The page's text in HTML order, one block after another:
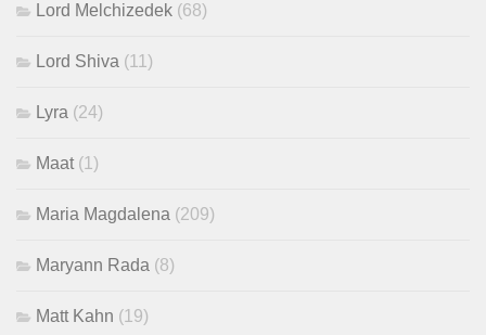
Lord Melchizedek (68)
Lord Shiva (11)
Lyra (24)
Maat (1)
Maria Magdalena (209)
Maryann Rada (8)
Matt Kahn (19)